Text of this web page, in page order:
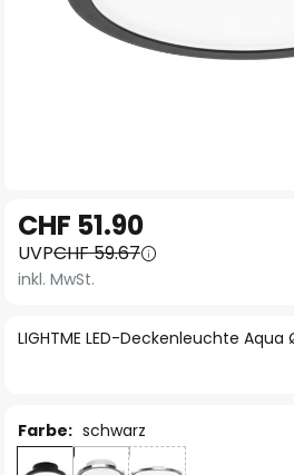
Anfang
der
Bildgalerie
LIGHTME LED-Deckenleuchte
CHF 51.90
UVPCHF 59.67
inkl. MwSt.
Farbe: schwarz